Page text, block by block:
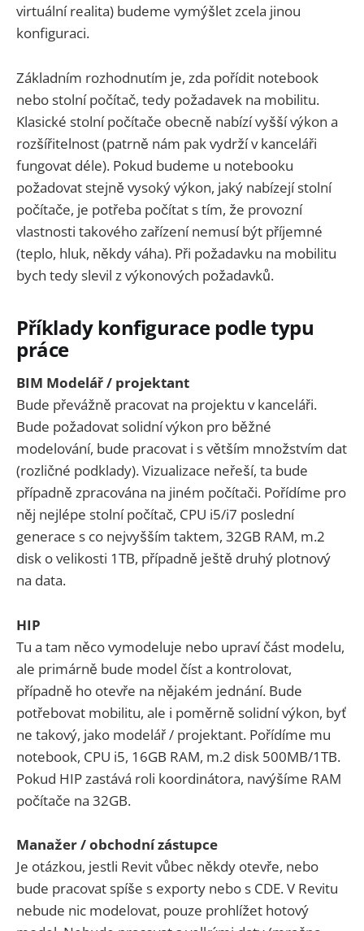
virtuální realita) budeme vymýšlet zcela jinou
konfiguraci.
Základním rozhodnutím je, zda pořídit notebook
nebo stolní počítač, tedy požadavek na mobilitu.
Klasické stolní počítače obecně nabízí vyšší výkon a
rozšířitelnost (patrně nám pak vydrží v kanceláři
fungovat déle). Pokud budeme u notebooku
požadovat stejně vysoký výkon, jaký nabízejí stolní
počítače, je potřeba počítat s tím, že provozní
vlastnosti takového zařízení nemusí být příjemné
(teplo, hluk, někdy váha). Při požadavku na mobilitu
bych tedy slevil z výkonových požadavků.
Příklady konfigurace podle typu
práce
BIM Modelář / projektant
Bude převážně pracovat na projektu v kanceláři.
Bude požadovat solidní výkon pro běžné
modelování, bude pracovat i s větším množstvím dat
(rozličné podklady). Vizualizace neřeší, ta bude
případně zpracována na jiném počítači. Pořídíme pro
něj nejlépe stolní počítač, CPU i5/i7 poslední
generace s co nejvyšším taktem, 32GB RAM, m.2
disk o velikosti 1TB, případně ještě druhý plotnový
na data.
HIP
Tu a tam něco vymodeluje nebo upraví část modelu,
ale primárně bude model číst a kontrolovat,
případně ho otevře na nějakém jednání. Bude
potřebovat mobilitu, ale i poměrně solidní výkon, byť
ne takový, jako modelář / projektant. Pořídíme mu
notebook, CPU i5, 16GB RAM, m.2 disk 500MB/1TB.
Pokud HIP zastává roli koordinátora, navýšíme RAM
počítače na 32GB.
Manažer / obchodní zástupce
Je otázkou, jestli Revit vůbec někdy otevře, nebo
bude pracovat spíše s exporty nebo s CDE. V Revitu
nebude nic modelovat, pouze prohlížet hotový